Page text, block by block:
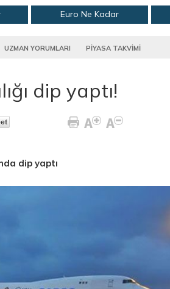
Euro Ne Kadar
UZMAN YORUMLARI PİYASA TAKVİMİ
dip yaptı!
dip yaptı